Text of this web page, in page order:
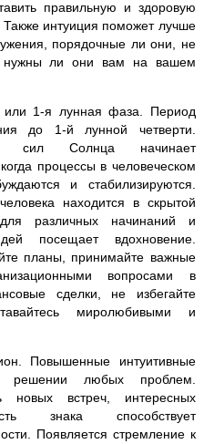
правильную и здоровую
интуиция поможет лучше
порядочные ли они, не
нужны ли они вам на вашем
1-я лунная фаза. Период
до 1-й лунной четверти.
сил Солнца начинает
процессы в человеческом
и стабилизируются.
находится в скрытой
различных начинаний и
посещает вдохновение.
планы, принимайте важные
вопросами в
сделки, не избегайте
миролюбивыми и
Повышенные интуитивные
решении любых проблем.
новых встреч, интересных
знака способствует
Появляется стремление к